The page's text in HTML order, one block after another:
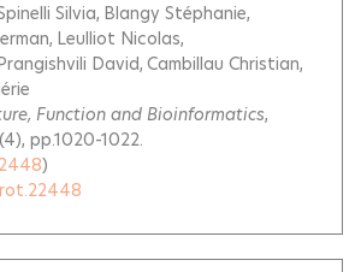
Silvia Blangy Stéphanie
Leulliot Nicolas
David Cambillau Christian
Function and Bioinformatics,
pp.1020-1022.
)